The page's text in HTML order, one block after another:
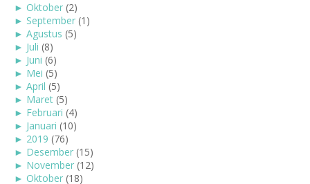
► Oktober (2)
► September (1)
► Agustus (5)
► Juli (8)
► Juni (6)
► Mei (5)
► April (5)
► Maret (5)
► Februari (4)
► Januari (10)
► 2019 (76)
► Desember (15)
► November (12)
► Oktober (18)